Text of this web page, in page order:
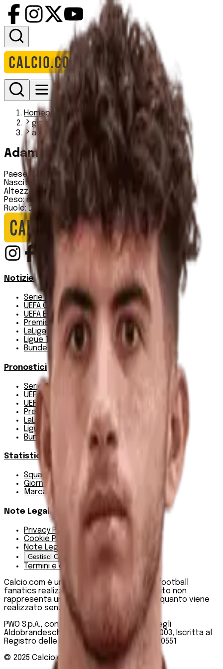
Accedi
Homepage
giocatori
adam pearlman
Adam Pearlman
Paese:
Nascita:
Altezza:
Peso: n.d.
Ruolo: Difensore
Notizie
Serie A
UEFA Champions League Teams
UEFA Europa League Teams
Premier League
LaLiga
Ligue 1
Bundesliga
Pronostici
Serie A
UEFA Champions League Teams
UEFA Europa League Teams
Premier League
LaLiga
Ligue 1
Bundesliga
Statistiche
Squadre e classifica
Giornate
Marcatori
Note Legali
Privacy Policy
Cookie Policy
Note Legali
Gestisci Cookie
Termini e condizioni
Calcio.com è un innovativo data hub per football
fanatics realizzato da PWO SpA. Questo sito non
rappresenta una testata giornalistica, in quanto viene
realizzato senza alcuna periodicità.
PWO S.p.A., con sede legale in Roma, Via degli
Aldobrandeschi n. 300, C.F. e P.IVA 13747301003, Iscritta al
Registro delle Imprese di Roma n. R.E.A 1470551
© 2025 Calcio.com